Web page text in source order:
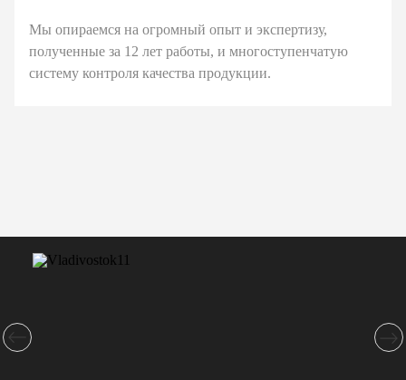
Мы опираемся на огромный опыт и экспертизу,
полученные за 12 лет работы, и многоступенчатую
систему контроля качества продукции.